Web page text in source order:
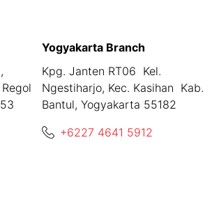
Yogyakarta Branch
Kpg. Janten RT06 Kel.
Ngestiharjo, Kec. Kasihan Kab.
Bantul, Yogyakarta 55182
+6227 4641 5912